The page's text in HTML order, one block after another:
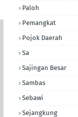
Paloh
Pemangkat
Pojok Daerah
Sa
Sajingan Besar
Sambas
Sebawi
Sejangkung